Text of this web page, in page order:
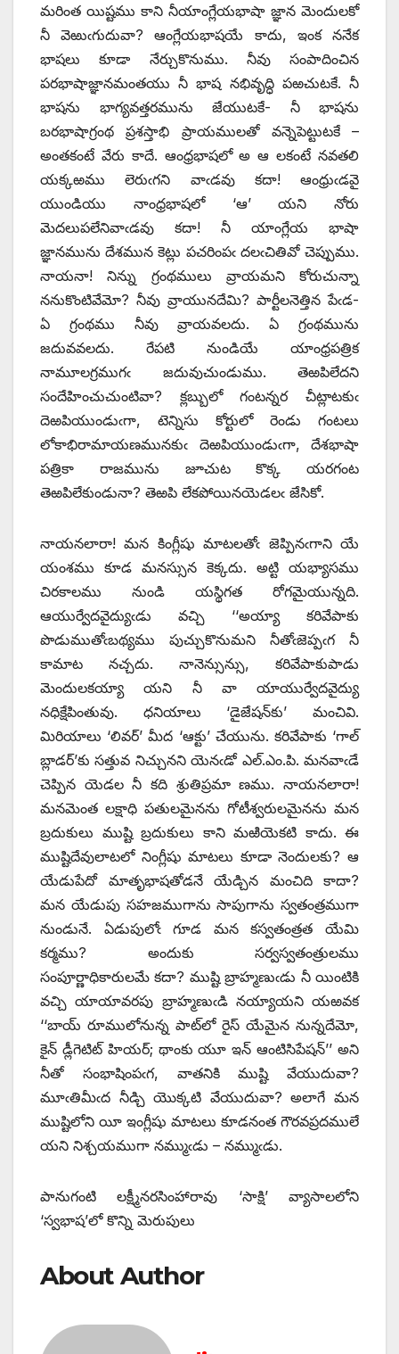
మరింత యిష్టము కాని నీయాంగ్లేయభాషా జ్ఞాన మెందులకో
నీ వెఱుఁగుదువా? ఆంగ్లేయభాషయే కాదు, ఇంక ననేక
భాషలు కూడా నేర్చుకొనుము. నీవు సంపాదించిన
పరభాషాజ్ఞానమంతయు నీ భాష నభివృద్ధి పఱచుటకే. నీ
భాషను భాగ్యవత్తరమును జేయుటకే- నీ భాషను
బరభాషాగ్రంథ ప్రశస్తాభి ప్రాయములతో వన్నెపెట్టుటకే –
అంతకంటే వేరు కాదే. ఆంధ్రభాషలో అ ఆ లకంటే నవతలి
యక్కఱము లెరుఁగని వాఁడవు కదా! ఆంధ్రుఁడవై
యుండియు నాంధ్రభాషలో ‘ఆ’ యని నోరు
మెదలుపలేనివాఁడవు కదా! నీ యాంగ్లేయ భాషా
జ్ఞానమును దేశమున కెట్లు పచరింపఁ దలఁచితివో చెప్పుము.
నాయనా! నిన్ను గ్రంథములు వ్రాయమని కోరుచున్నా
ననుకొంటివేమో? నీవు వ్రాయునదేమి? పార్టీలనెత్తిన పేఁడ-
ఏ గ్రంథము నీవు వ్రాయవలదు. ఏ గ్రంథమును
జదువవలదు. రేపటి నుండియే యాంధ్రపత్రిక
నామూలగ్రముగఁ జదువుచుండుము. తెఱపిలేదని
సందేహించుచుంటివా? క్లబ్బులో గంటన్నర చీట్లాటకుఁ
దెఱపియుండుఁగా, టెన్నిసు కోర్టులో రెండు గంటలు
లోకాభిరామాయణమునకుఁ దెఱపియుండుఁగా, దేశభాషా
పత్రికా రాజమును జూచుట కొక్క యరగంట
తెఱపిలేకుండునా? తెఱపి లేకపోయినయెడలఁ జేసికో.
నాయనలారా! మన కింగ్లీషు మాటలతోఁ జెప్పినఁగాని యే
యంశము కూడ మనస్సున కెక్కదు. అట్టి యభ్యాసము
చిరకాలము నుండి యస్థిగత రోగమైయున్నది.
ఆయుర్వేదవైద్యుఁడు వచ్చి ‘‘అయ్యా కరివేపాకు
పొడుముతోఁబథ్యము పుచ్చుకొనుమని నీతోఁజెప్పఁగ నీ
కామాట నచ్చదు. నానెన్సున్సు, కరివేపాకుపాడు
మెందులకయ్యా యని నీ వా యాయుర్వేదవైద్యు
నధిక్షేపింతువు. ధనియాలు ‘డైజేషన్‌కు’ మంచివి.
మిరియాలు ‘లివర్‌’ ‌మీద ‘ఆక్టు’ చేయును. కరివేపాకు ‘గాల్‌
‌బ్లాడర్‌’‌కు సత్తువ నిచ్చునని యెనఁడో ఎల్‌.ఎం.‌పి. మనవాఁడే
చెప్పిన యెడల నీ కది శ్రుతిప్రమా ణము. నాయనలారా!
మనమెంత లక్షాధి పతులమైనను గోటీశ్వరులమైనను మన
బ్రదుకులు ముష్టి బ్రదుకులు కాని మఱియెకటి కాదు. ఈ
ముష్టిదేవులాటలో నింగ్లీషు మాటలు కూడా నెందులకు? ఆ
యేడుపేదో మాతృభాషతోడనే యేడ్చిన మంచిది కాదా?
మన యేడుపు సహజముగాను సాపుగాను స్వతంత్రముగా
నుండునే. ఏడుపులోఁ గూడ మన కస్వతంత్రత యేమి
కర్మము? అందుకు సర్వస్వతంత్రులము
సంపూర్ణాధికారులమే కదా? ముష్టి బ్రాహ్మణుఁడు నీ యింటికి
వచ్చి యాయావరపు బ్రాహ్మణుఁడి నయ్యాయని యఱవక
‘‘బాయ్‌ ‌రూములోనున్న పాట్‌లో రైస్‌ ‌యేమైన నున్నదేమో,
కైన్‌ ‌డ్లీగెటిట్‌ ‌హియర్‌; ‌థాంకు యూ ఇన్‌ ఆం‌టిసిపేషన్‌’’ అని
నీతో సంభాషింపఁగ, వాతనికి ముష్టి వేయుదువా?
మూఁతిమీఁద నీడ్చి యొక్కటి వేయుదువా? అలాగే మన
ముష్టిలోని యీ ఇంగ్లీషు మాటలు కూడనంత గౌరవప్రదములే
యని నిశ్చయముగా నమ్ముఁడు – నమ్ముఁడు.
పానుగంటి లక్ష్మీనరసింహారావు ‘సాక్షి’ వ్యాసాలలోని
‘స్వభాష’లో కొన్ని మెరుపులు
About Author